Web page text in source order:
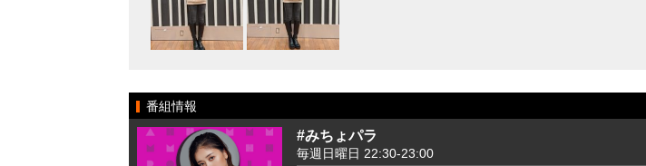
番組情報
#みちょパラ
毎週日曜日 22:30-23:00